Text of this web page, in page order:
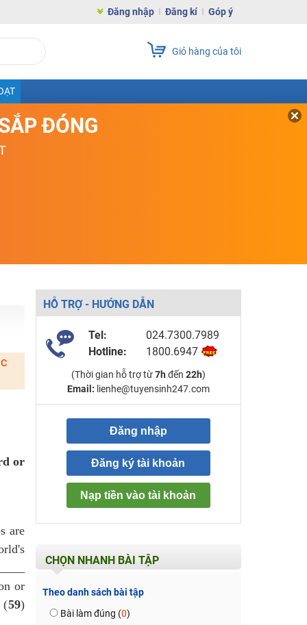
Đăng nhập Đăng kí Góp ý
Giỏ hàng của tôi
ĐÓNG
or
are
or
(59)
HỖ TRỢ - HƯỚNG DẪN
Tel:
024.7300.7989
Hotline:
1800.6947
(Thời gian hỗ trợ từ7h đến 22h)
Email: lienhe@tuyensinh247.com
Đăng nhập
Đăng ký tài khoản
Nạp tiền vào tài khoản
CHỌN NHANH BÀI TẬP
Theo danh sách bài tập
Bài làm đúng (0)